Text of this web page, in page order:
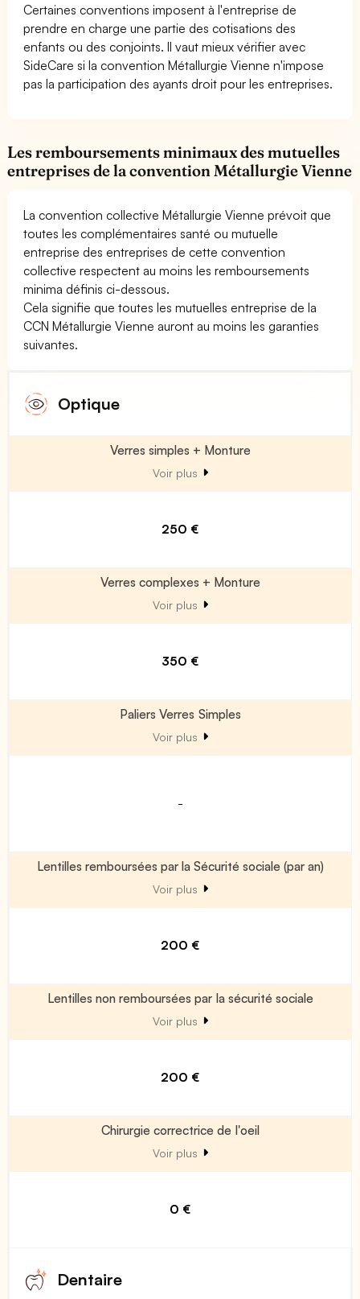
Certaines conventions imposent à l'entreprise de
prendre en charge une partie des cotisations des
enfants ou des conjoints. Il vaut mieux vérifier avec
SideCare si la convention Métallurgie Vienne n'impose
pas la participation des ayants droit pour les entreprises.
Les remboursements minimaux des mutuelles
entreprises de la convention Métallurgie Vienne
La convention collective Métallurgie Vienne prévoit que
toutes les complémentaires santé ou mutuelle
entreprise des entreprises de cette convention
collective respectent au moins les remboursements
minima définis ci-dessous.
Cela signifie que toutes les mutuelles entreprise de la
CCN Métallurgie Vienne auront au moins les garanties
suivantes.
Optique
Verres simples + Monture
Voir plus
250 €
Verres complexes + Monture
Voir plus
350 €
Paliers Verres Simples
Voir plus
-
Lentilles remboursées par la Sécurité sociale (par an)
Voir plus
200 €
Lentilles non remboursées par la sécurité sociale
Voir plus
200 €
Chirurgie correctrice de l'oeil
Voir plus
0 €
Dentaire